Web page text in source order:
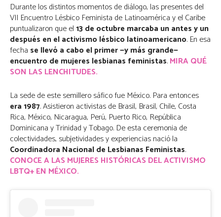
Durante los distintos momentos de diálogo, las presentes del
VII Encuentro Lésbico Feminista de Latinoamérica y el Caribe
puntualizaron que el13 de octubre marcaba un antes y un
después en el activismo lésbico latinoamericano. En esa
fecha se llevó a cabo el primer —y más grande—
encuentro de mujeres lesbianas feministas.MIRA QUÉ
SON LAS LENCHITUDES.
La sede de este semillero sáfico fue México. Para entonces
era 1987. Asistieron activistas de Brasil, Brasil, Chile, Costa
Rica, México, Nicaragua, Perú, Puerto Rico, República
Dominicana y Trinidad y Tobago. De esta ceremonia de
colectividades, subjetividades y experiencias nació la
Coordinadora Nacional de Lesbianas Feministas.
CONOCE A LAS MUJERES HISTÓRICAS DEL ACTIVISMO
LBTQ+ EN MÉXICO.